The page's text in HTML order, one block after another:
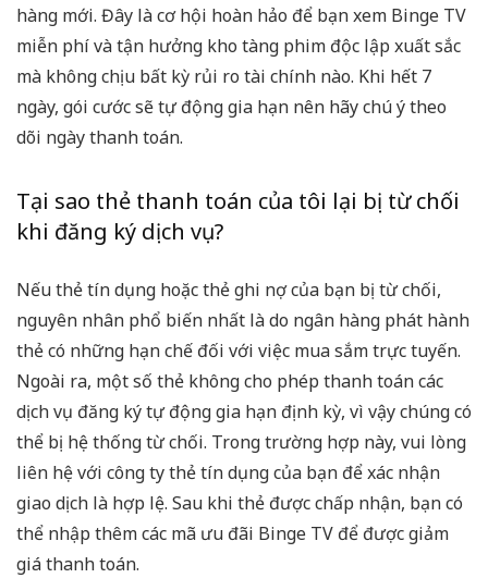
hàng mới. Đây là cơ hội hoàn hảo để bạnxem Binge TV
miễn phívà tận hưởng kho tàng phim độc lập xuất sắc
mà không chịu bất kỳ rủi ro tài chính nào. Khi hết 7
ngày, gói cước sẽ tự động gia hạn nên hãy chú ý theo
dõi ngày thanh toán.
Tại sao thẻ thanh toán của tôi lại bị từ chối
khi đăng ký dịch vụ?
Nếu thẻ tín dụng hoặc thẻ ghi nợ của bạn bị từ chối,
nguyên nhân phổ biến nhất là do ngân hàng phát hành
thẻ có những hạn chế đối với việc mua sắm trực tuyến.
Ngoài ra, một số thẻ không cho phép thanh toán các
dịch vụ đăng ký tự động gia hạn định kỳ, vì vậy chúng có
thể bị hệ thống từ chối. Trong trường hợp này, vui lòng
liên hệ với công ty thẻ tín dụng của bạn để xác nhận
giao dịch là hợp lệ. Sau khi thẻ được chấp nhận, bạn có
thể nhập thêm các mã ưu đãi Binge TV để được giảm
giá thanh toán.